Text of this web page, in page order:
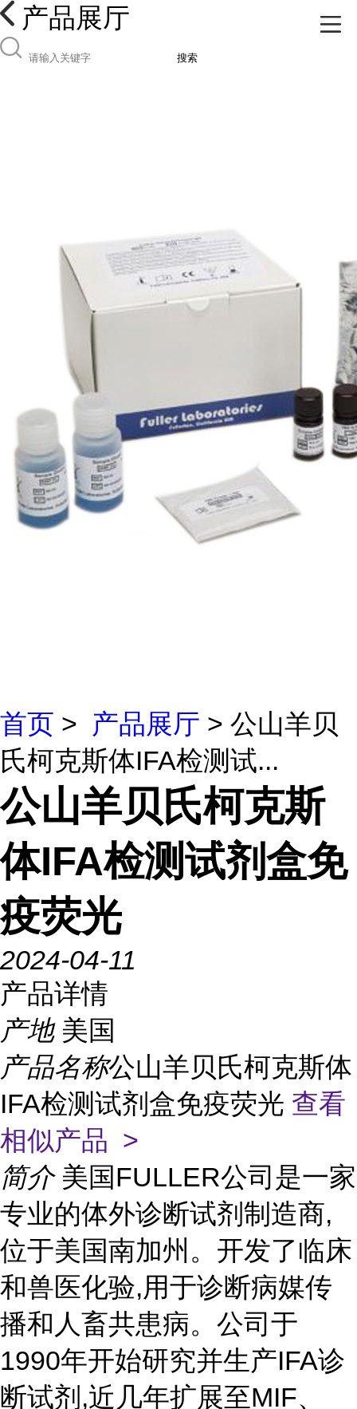
产品展厅
搜索
首页 > 产品展厅 > 公山羊贝
氏柯克斯体IFA检测试...
公山羊贝氏柯克斯
体IFA检测试剂盒免
疫荧光
2024-04-11
产品详情
产地 美国
产品名称公山羊贝氏柯克斯体
IFA检测试剂盒免疫荧光 查看
相似产品 >
简介 美国FULLER公司是一家
专业的体外诊断试剂制造商,
位于美国南加州。开发了临床
和兽医化验,用于诊断病媒传
播和人畜共患病。公司于
1990年开始研究并生产IFA诊
断试剂,近几年扩展至MIF、